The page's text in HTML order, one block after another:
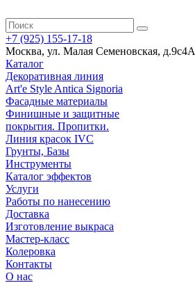
+7 (925) 155-17-18
Москва, ул. Малая Семеновская, д.9с4А
Каталог
Декоративная линия
Art'e Style Antica Signoria
Фасадные материалы
Финишные и защитные
покрытия. Пропитки.
Линия красок IVC
Грунты, Базы
Инструменты
Каталог эффектов
Услуги
Работы по нанесению
Доставка
Изготовление выкраса
Мастер-класс
Колеровка
Контакты
О нас